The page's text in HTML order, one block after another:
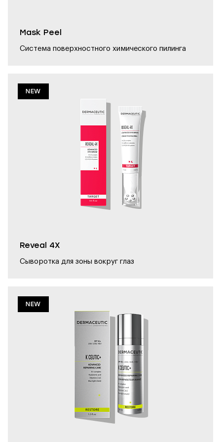
Mask Peel
Система поверхностного химического пилинга
NEW
Reveal 4X
Сыворотка для зоны вокруг глаз
NEW